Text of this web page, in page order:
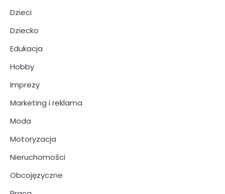
Dzieci
Dziecko
Edukacja
Hobby
Imprezy
Marketing i reklama
Moda
Motoryzacja
Nieruchomości
Obcojęzyczne